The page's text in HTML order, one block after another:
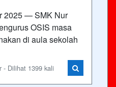
2025 — SMK Nur
OSIS masa
di aula sekolah
- Dilihat 1399 kali